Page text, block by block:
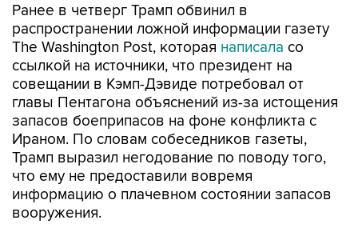
Ранее в четверг Трамп обвинил в
распространении ложной информации газету
The Washington Post, которая написала со
ссылкой на источники, что президент на
совещании в Кэмп-Дэвиде потребовал от
главы Пентагона объяснений из-за истощения
запасов боеприпасов на фоне конфликта с
Ираном. По словам собеседников газеты,
Трамп выразил негодование по поводу того,
что ему не предоставили вовремя
информацию о плачевном состоянии запасов
вооружения.